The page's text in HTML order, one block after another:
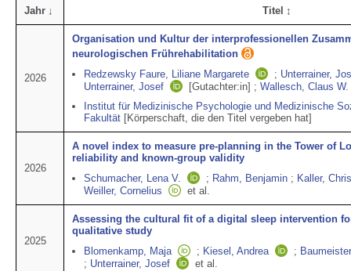
Jahr Titel
2026
Organisation und Kultur der interprofessionellen
neurologischen Frührehabilitation
Redzewsky Faure, Liliane Margarete
; Unterrainer,
Unterrainer, Josef
[Gutachter:in] ; Wallesch, Claus W.
Institut für Medizinische Psychologie und Medizinische
Fakultät [Körperschaft, die den Titel vergeben hat]
2026
A novel index to measure pre‐planning in the Tower of
reliability and known‐group validity
Schumacher, Lena V.
; Rahm, Benjamin ; Kaller,
Weiller, Cornelius
et al.
2025
Assessing the cultural fit of a digital sleep intervention
qualitative study
Blomenkamp, Maja
; Kiesel, Andrea ;
; Unterrainer, Josef et al.